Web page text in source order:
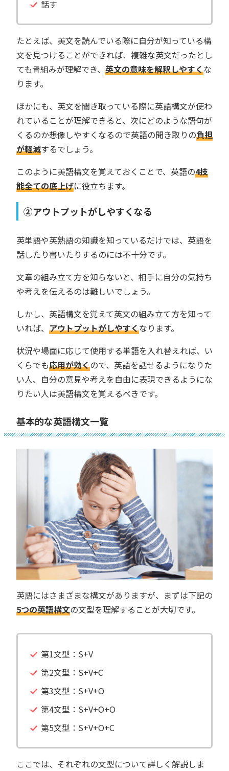
話す
たとえば、英文を読んでいる際に自分が知っている構
文を見つけることができれば、複雑な英文だったとし
ても骨組みが理解でき、 英文の意味を解釈しやすくな
ります。
ほかにも、英文を聞き取っている際に英語構文が使わ
れていることが理解できると、次にどのような語句が
くるのか想像しやすくなるので英語の聞き取りの負担
が軽減するでしょう。
このように英語構文を覚えておくことで、英語の4技
能全ての底上げに役立ちます。
②アウトプットがしやすくなる
英単語や英熟語の知識を知っているだけでは、英語を
話したり書いたりするのには不十分です。
文章の組み立て方を知らないと、相手に自分の気持ち
や考えを伝えるのは難しいでしょう。
しかし、英語構文を覚えて英文の組み立て方を知って
いれば、 アウトプットがしやすくなります。
状況や場面に応じて使用する単語を入れ替えれば、い
くらでも応用が効くので、英語を話せるようになりた
い人、自分の意見や考えを自由に表現できるようにな
りたい人は英語構文を覚えるべきです。
基本的な英語構文一覧
英語にはさまざまな構文がありますが、まずは下記の
5つの英語構文の文型を理解することが大切です。
第1文型：S+V
第2文型：S+V+C
第3文型：S+V+O
第4文型：S+V+O+O
第5文型：S+V+O+C
ここでは、それぞれの文型について詳しく解説しま